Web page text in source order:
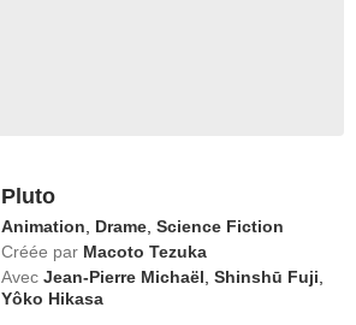
Pluto
Animation, Drame,Science Fiction
Créée par Macoto Tezuka
Avec Jean-Pierre Michaël,Shinshū Fuji,
Yôko Hikasa